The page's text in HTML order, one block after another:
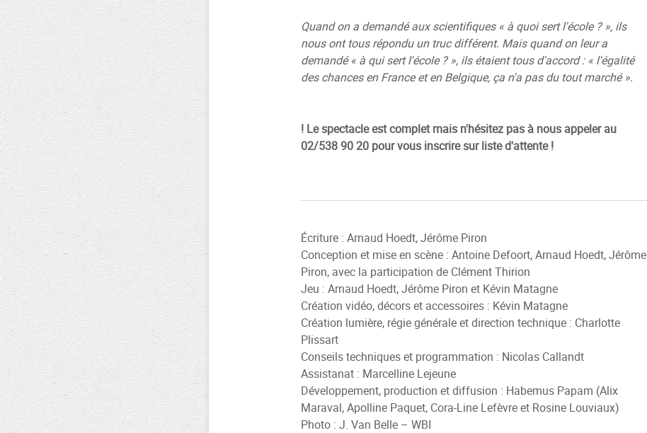
Quand on a demandé aux scientifiques « à quoi sert l'école ? », ils
nous ont tous répondu un truc différent. Mais quand on leur a
demandé « à qui sert l'école ? », ils étaient tous d'accord : « l'égalité
des chances en France et en Belgique, ça n'a pas du tout marché ».
! Le spectacle est complet mais n'hésitez pas à nous appeler au
02/538 90 20 pour vous inscrire sur liste d'attente !
Écriture : Arnaud Hoedt, Jérôme Piron
Conception et mise en scène : Antoine Defoort, Arnaud Hoedt, Jérôme
Piron, avec la participation de Clément Thirion
Jeu : Arnaud Hoedt, Jérôme Piron et Kévin Matagne
Création vidéo, décors et accessoires : Kévin Matagne
Création lumière, régie générale et direction technique : Charlotte
Plissart
Conseils techniques et programmation : Nicolas Callandt
Assistanat : Marcelline Lejeune
Développement, production et diffusion : Habemus Papam (Alix
Maraval, Apolline Paquet, Cora-Line Lefèvre et Rosine Louviaux)
Photo : J. Van Belle – WBI